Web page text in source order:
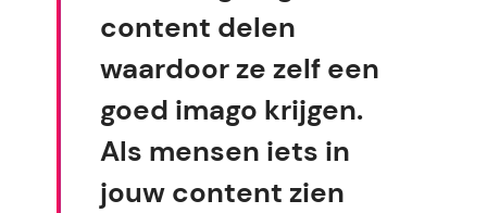
content delen
waardoor ze zelf een
goed imago krijgen.
Als mensen iets in
jouw content zien